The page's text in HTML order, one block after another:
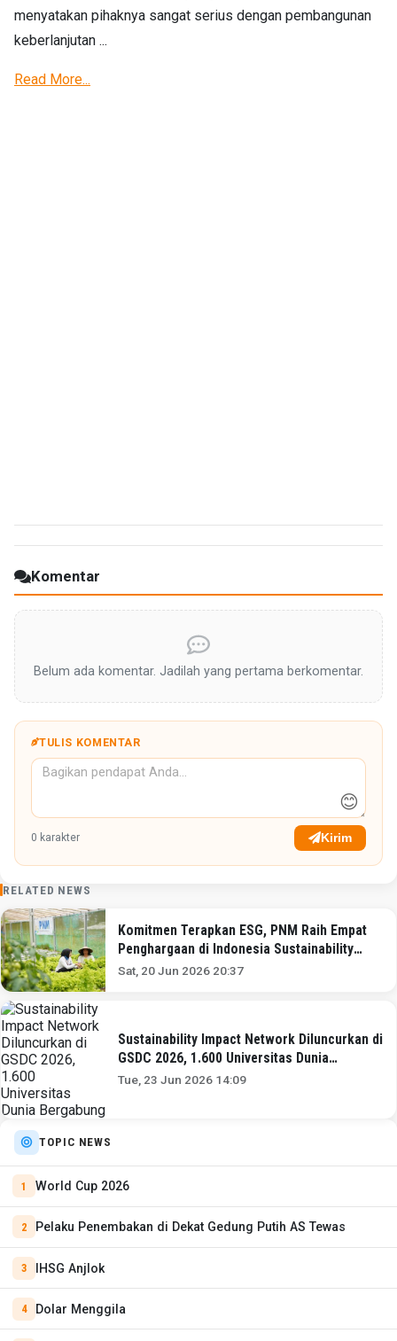
menyatakan pihaknya sangat serius dengan pembangunan
keberlanjutan ...
Read More...
Komentar
Belum ada komentar. Jadilah yang pertama berkomentar.
TULIS KOMENTAR
😊
0 karakter Kirim
RELATED NEWS
Komitmen Terapkan ESG, PNM Raih Empat
Penghargaan di Indonesia Sustainability
Award
Sat, 20 Jun 2026 20:37
Sustainability Impact Network Diluncurkan di
GSDC 2026, 1.600 Universitas Dunia
Bergabung
Tue, 23 Jun 2026 14:09
TOPIC NEWS
World Cup 2026
Pelaku Penembakan di Dekat Gedung Putih AS Tewas
IHSG Anjlok
Dolar Menggila